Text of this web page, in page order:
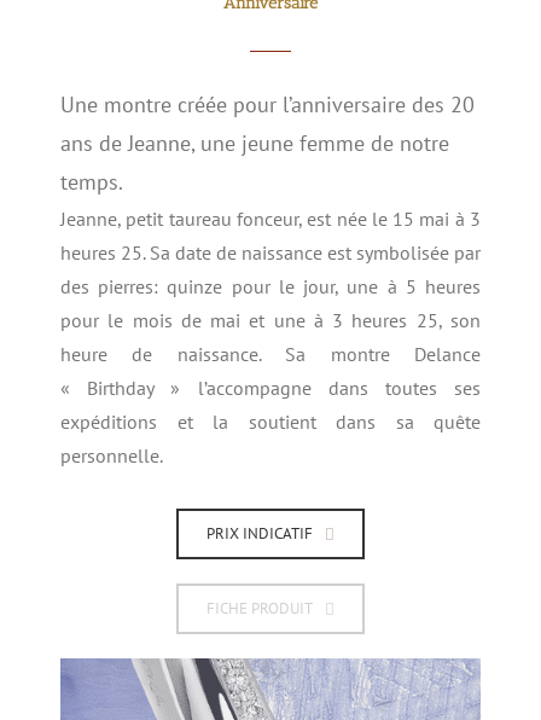
Une montre créée pour l’anniversaire des 20
ans de Jeanne, une jeune femme de notre
temps.
Jeanne, petit taureau fonceur, est née le 15 mai à 3
heures 25. Sa date de naissance est symbolisée par
des pierres: quinze pour le jour, une à 5 heures
pour le mois de mai et une à 3 heures 25, son
heure de naissance. Sa montre Delance
« Birthday » l’accompagne dans toutes ses
expéditions et la soutient dans sa quête
personnelle.
PRIX INDICATIF
FICHE PRODUIT